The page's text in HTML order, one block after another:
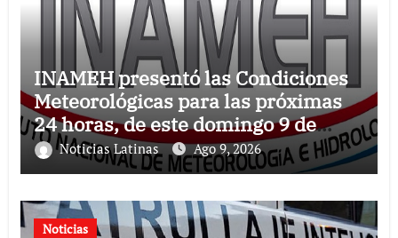
INAMEH presentó las Condiciones
Meteorológicas para las próximas
24 horas, de este domingo 9 de
agosto 2026
Noticias Latinas Ago 9, 2026
Noticias